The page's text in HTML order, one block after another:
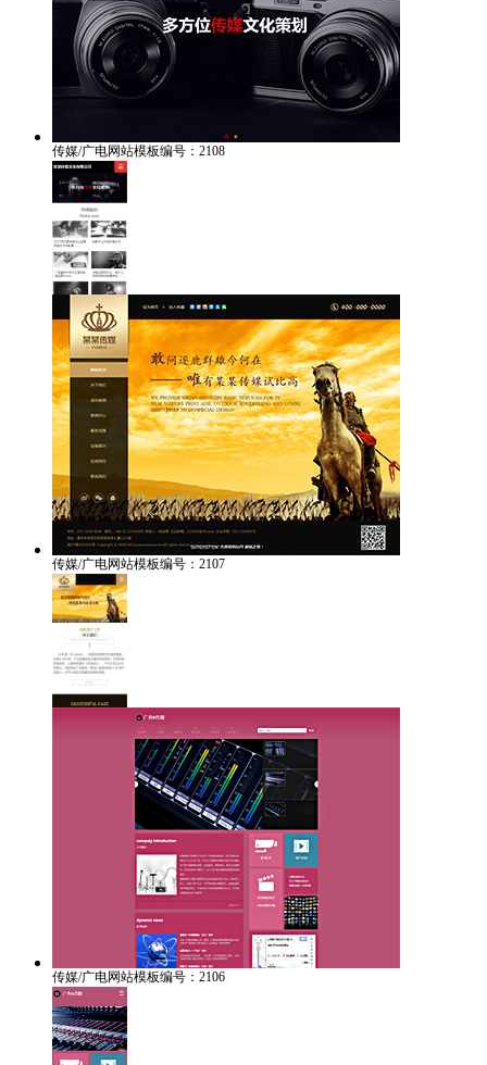
传媒/广电网站模板编号：2108
传媒/广电网站模板编号：2107
传媒/广电网站模板编号：2106